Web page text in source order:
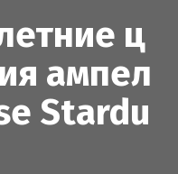
ц
ампел
Stardu